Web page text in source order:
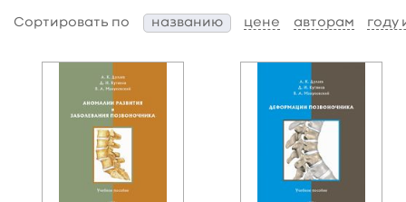
Сортировать по названию цене авторам году